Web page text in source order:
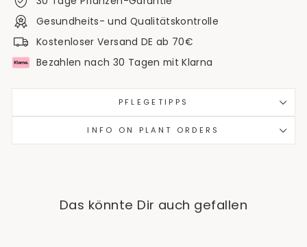
Gesundheits- und Qualitätskontrolle
Kostenloser Versand DE ab 70€
Bezahlen nach 30 Tagen mit Klarna
PFLEGETIPPS
INFO ON PLANT ORDERS
Das könnte Dir auch gefallen